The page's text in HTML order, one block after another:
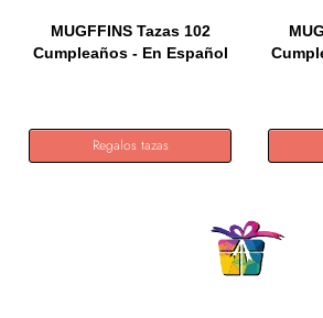
MUGFFINS Tazas 102
Cumpleaños - En Español
Regalos tazas